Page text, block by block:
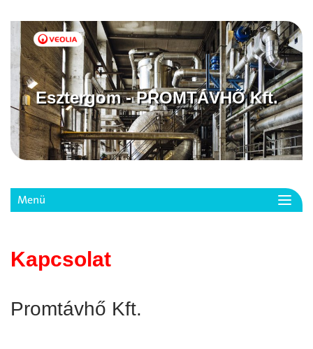
Esztergom - PROMTÁVHŐ Kft.
Menü
Kapcsolat
Promtávhő Kft.